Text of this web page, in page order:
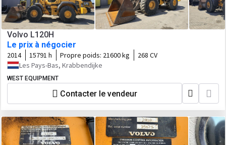
Volvo L120H
Le prix à négocier
2014 15791 h Propre poids: 21600 kg
268 CV
Les Pays-Bas, Krabbendijke
WEST EQUIPMENT
Contacter le vendeur